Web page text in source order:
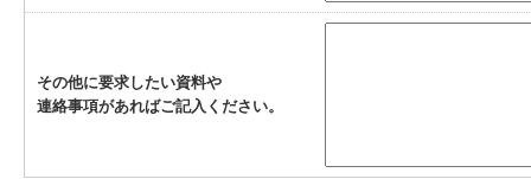
その他に要求したい資料や
連絡事項があればご記入ください。